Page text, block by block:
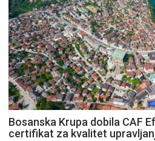
Bosanska Krupa dobila CAF
certifikat za kvalitet